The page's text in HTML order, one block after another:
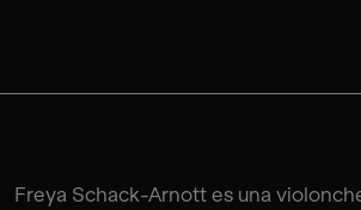
Freya Schack-Arnott es una